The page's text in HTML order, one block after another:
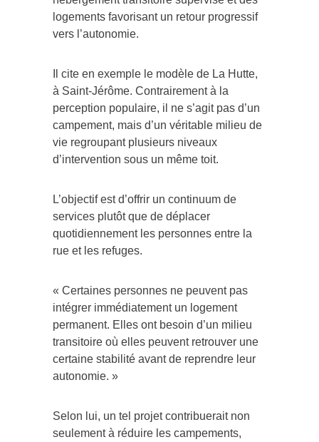
logements favorisant un retour progressif
vers l’autonomie.
Il cite en exemple le modèle de La Hutte,
à Saint-Jérôme. Contrairement à la
perception populaire, il ne s’agit pas d’un
campement, mais d’un véritable milieu de
vie regroupant plusieurs niveaux
d’intervention sous un même toit.
L’objectif est d’offrir un continuum de
services plutôt que de déplacer
quotidiennement les personnes entre la
rue et les refuges.
« Certaines personnes ne peuvent pas
intégrer immédiatement un logement
permanent. Elles ont besoin d’un milieu
transitoire où elles peuvent retrouver une
certaine stabilité avant de reprendre leur
autonomie. »
Selon lui, un tel projet contribuerait non
seulement à réduire les campements,